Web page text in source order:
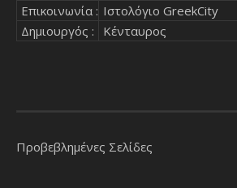
Επικοινωνία : Ιστολόγιο GreekCity
Δημιουργός :
Κένταυρος
Προβεβλημένες Σελίδες